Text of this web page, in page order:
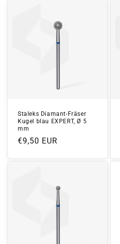
Staleks Diamant-Fräser
Kugel blau EXPERT, Ø 5
mm
Normaler
€9,50 EUR